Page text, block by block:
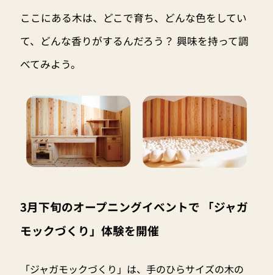
ここにある木は、どこで育ち、どんな色をしてい
て、どんな香りがするんだろう？ 興味を持って調
べてみよう。
3月下旬のオープニングイベントで 「ジャガ
モックづくり」体験を開催
「ジャガモックづくり」は、手のひらサイズの木の